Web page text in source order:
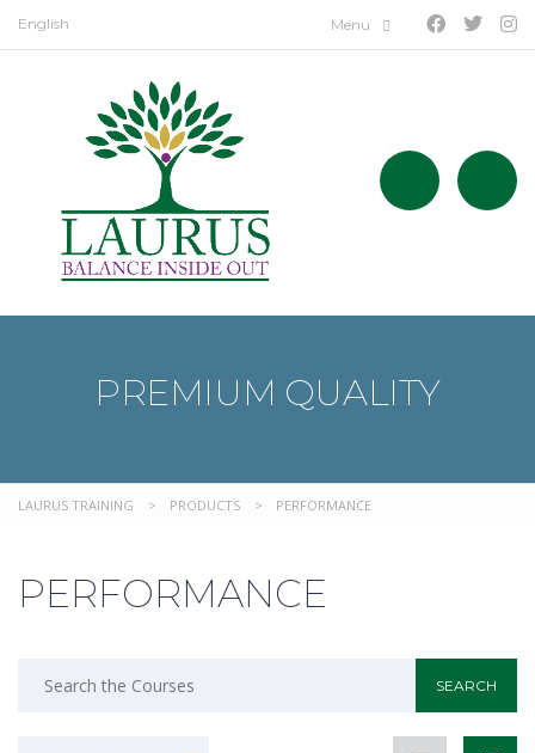
English
PREMIUM QUALITY
LAURUS TRAINING > PRODUCTS > PERFORMANCE
PERFORMANCE